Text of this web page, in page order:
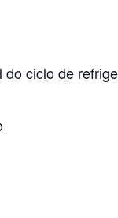
do ciclo de